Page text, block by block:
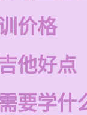
价格
他好点
要学什